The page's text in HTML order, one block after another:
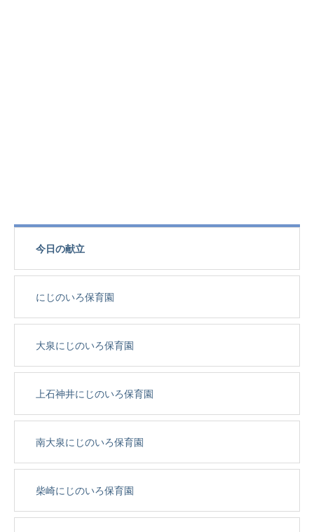
今日の献立
にじのいろ保育園
大泉にじのいろ保育園
上石神井にじのいろ保育園
南大泉にじのいろ保育園
柴崎にじのいろ保育園